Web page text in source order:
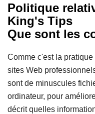
Politique
King's Tips
Que sont les
Comme c'est la
sites Web
sont de minuscules
ordinateur, pour
décrit quelles